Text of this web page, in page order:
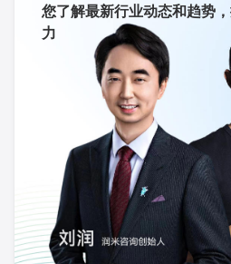
您了解最新行业动态和趋势
力